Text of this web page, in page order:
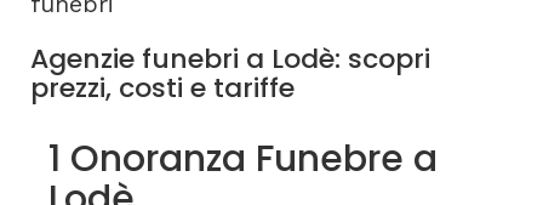
Agenzie funebri a Lodè: scopri
prezzi, costi e tariffe
1 Onoranza Funebre a